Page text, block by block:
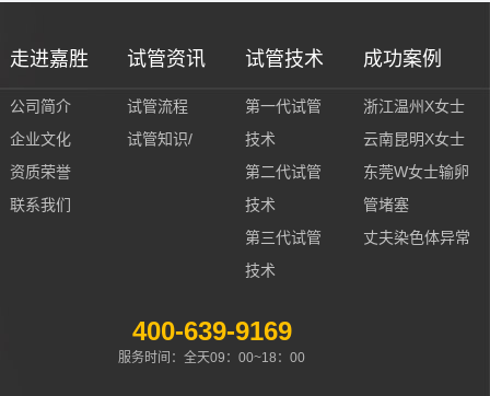
走进嘉胜
公司简介
企业文化
资质荣誉
联系我们
试管资讯
试管流程
试管知识/
试管技术
第一代试管
技术
第二代试管
技术
第三代试管
技术
成功案例
浙江温州X女士
云南昆明X女士
东莞W女士输卵
管堵塞
丈夫染色体异常
400-639-9169
服务时间：全天09：00~18：00